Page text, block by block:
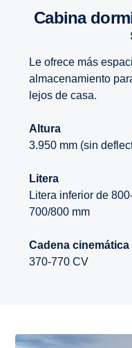
Cabina dormi­torio Highline de la
Le ofrece más
almacenamiento
lejos de casa.
Altura
3.950 mm (sin
Litera
Litera inferior de
700/800 mm
Cadena cinemática
370-770 CV